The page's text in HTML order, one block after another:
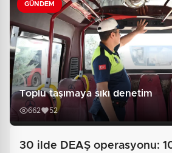
GÜNDEM
Toplu taşımaya sıkı denetim
662 52
30 ilde DEAŞ operasyonu: